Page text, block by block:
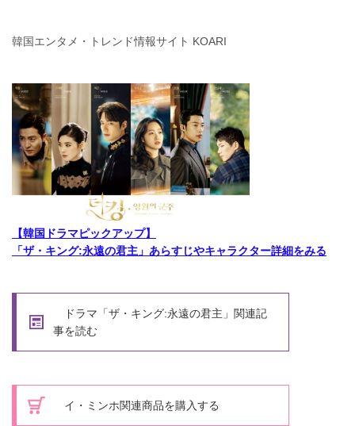
韓国エンタメ・トレンド情報サイト KOARI
【韓国ドラマピックアップ】
「ザ・キング:永遠の君主」あらすじやキャラクター詳細をみる
ドラマ「ザ・キング:永遠の君主」関連記
事を読む
イ・ミンホ関連商品を購入する